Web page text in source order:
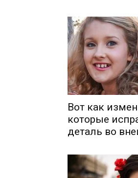
Вот как
которые
деталь во